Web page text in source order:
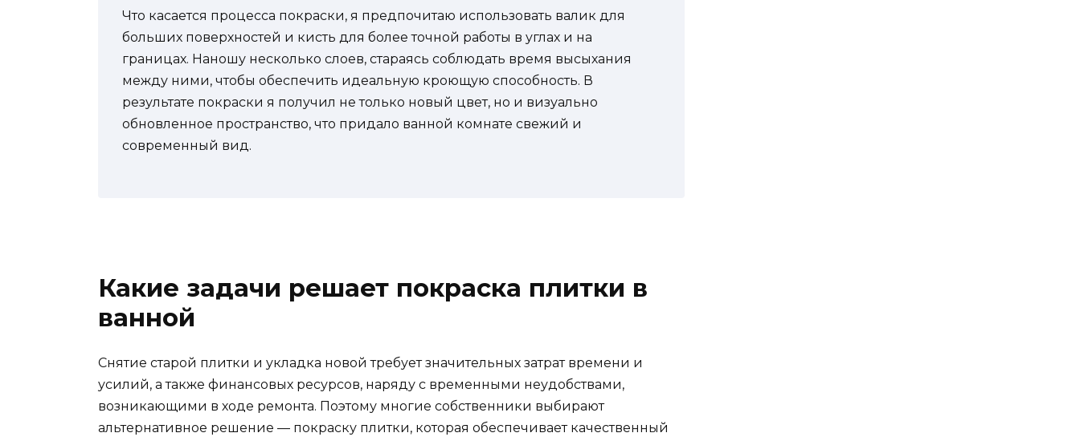
Что касается процесса покраски, я предпочитаю использовать валик для
больших поверхностей и кисть для более точной работы в углах и на
границах. Наношу несколько слоев, стараясь соблюдать время высыхания
между ними, чтобы обеспечить идеальную кроющую способность. В
результате покраски я получил не только новый цвет, но и визуально
обновленное пространство, что придало ванной комнате свежий и
современный вид.
Какие задачи решает покраска плитки в
ванной
Снятие старой плитки и укладка новой требует значительных затрат времени и
усилий, а также финансовых ресурсов, наряду с временными неудобствами,
возникающими в ходе ремонта. Поэтому многие собственники выбирают
альтернативное решение — покраску плитки, которая обеспечивает качественный